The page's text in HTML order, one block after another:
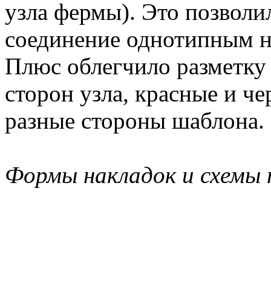
узла фермы). Это
соединение однотипным
Плюс облегчило
сторон узла, красные и
разные стороны шаблона.
Формы накладок и схемы